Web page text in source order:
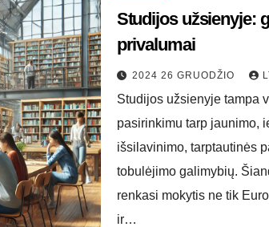
Studijos užsienyje:
privalumai
2024 26 GRUODŽIO
Studijos užsienyje tampa
pasirinkimu tarp jaunimo,
išsilavinimo, tarptautinės
tobulėjimo galimybių.
renkasi mokytis ne tik
ir…